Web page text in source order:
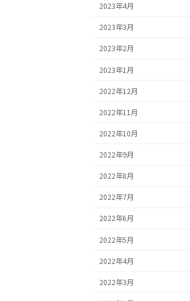
2023年4月
2023年3月
2023年2月
2023年1月
2022年12月
2022年11月
2022年10月
2022年9月
2022年8月
2022年7月
2022年6月
2022年5月
2022年4月
2022年3月